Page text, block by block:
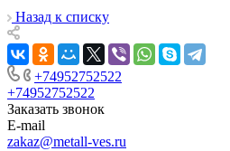
Назад к списку
+74952752522
+74952752522
Заказать звонок
E-mail
zakaz@metall-ves.ru